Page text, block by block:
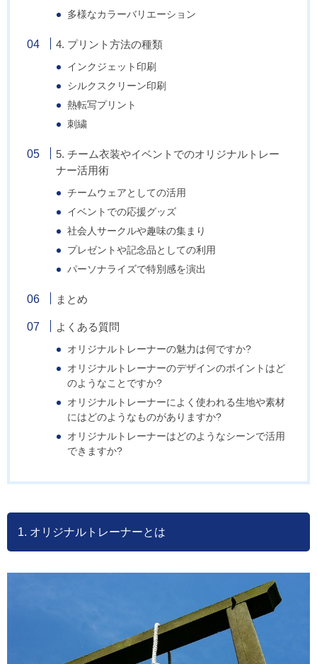
多様なカラーバリエーション
4. プリント方法の種類
インクジェット印刷
シルクスクリーン印刷
熱転写プリント
刺繍
5. チーム衣装やイベントでのオリジナルトレー
ナー活用術
チームウェアとしての活用
イベントでの応援グッズ
社会人サークルや趣味の集まり
プレゼントや記念品としての利用
パーソナライズで特別感を演出
まとめ
よくある質問
オリジナルトレーナーの魅力は何ですか?
オリジナルトレーナーのデザインのポイントはど
のようなことですか?
オリジナルトレーナーによく使われる生地や素材
にはどのようなものがありますか?
オリジナルトレーナーはどのようなシーンで活用
できますか?
1. オリジナルトレーナーとは